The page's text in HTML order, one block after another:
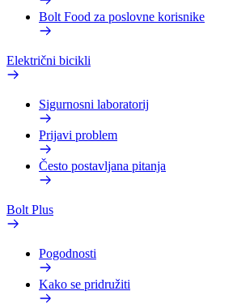
Bolt Food za poslovne korisnike
Električni bicikli
Sigurnosni laboratorij
Prijavi problem
Često postavljana pitanja
Bolt Plus
Pogodnosti
Kako se pridružiti